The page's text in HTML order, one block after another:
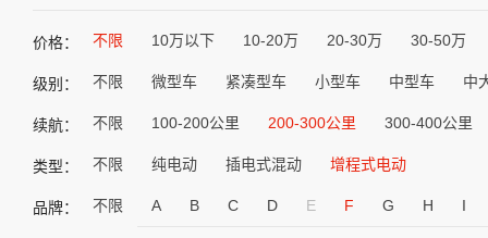
价格： 不限 10万以下 10-20万 20-30万 30-50万
级别： 不限 微型车 紧凑型车 小型车 中型车 中
续航： 不限 100-200公里 200-300公里 300-400公里
类型： 不限 纯电动 插电式混动 增程式电动
品牌： 不限 A B C D E F G H I